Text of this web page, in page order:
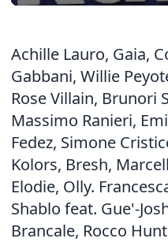
Achille Lauro, Gaia,
Gabbani, Willie
Rose Villain, Brunori
Massimo Ranieri,
Fedez, Simone
Kolors, Bresh,
Elodie, Olly.
Shablo feat. Gue'-
Brancale, Rocco